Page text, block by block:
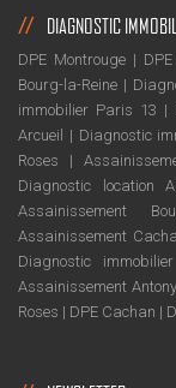
DIAGNOSTIC
DPE Montrouge |
Bourg-la-Reine |
immobilier Paris 13 |
Arcueil
| Diagnostic
Roses |
Diagnostic location
Assainissement
Assainissement
Diagnostic
Assainissement Antony
Roses | DPE Cachan |